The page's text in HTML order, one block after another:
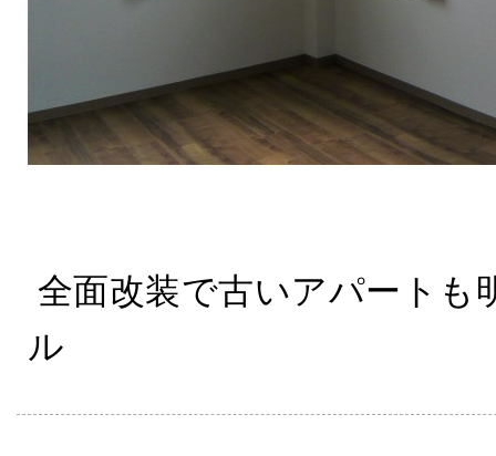
全面改装で古いアパートも
ル